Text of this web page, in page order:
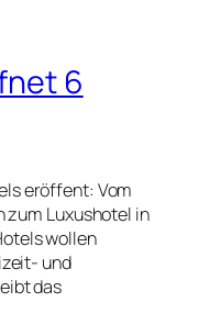
6
eröffent: Vom
zum Luxushotel in
wollen
und
das